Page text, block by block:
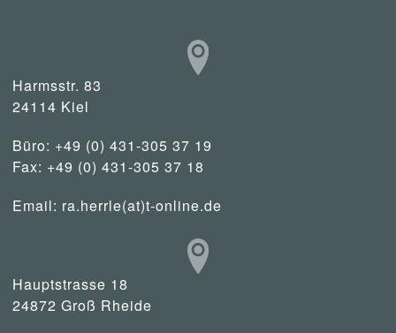
Harmsstr. 83
24114 Kiel
Büro: +49 (0) 431-305 37 19
Fax: +49 (0) 431-305 37 18
Email: ra.herrle(at)t-online.de
Hauptstrasse 18
24872 Groß Rheide